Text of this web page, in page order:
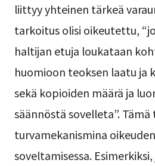
liittyy yhteinen tärkeä
tarkoitus olisi oikeutettu,
haltijan etuja loukataan
huomioon teoksen laatu ja
sekä kopioiden määrä ja
säännöstä sovelleta”.
turvamekanismina
soveltamisessa. Esimerkiksi,